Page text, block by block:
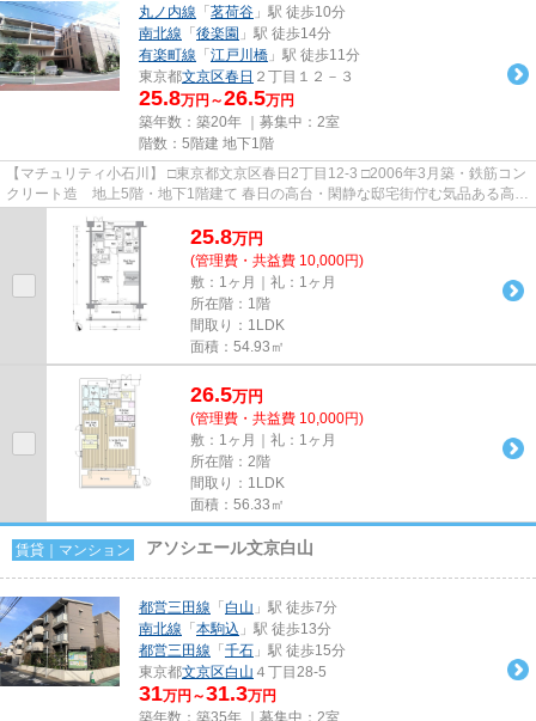
丸ノ内線 「 茗荷谷 」駅 徒歩10分
南北線 「 後楽園 」駅 徒歩14分
有楽町線 「 江戸川橋 」駅 徒歩11分
東京都文京区春日 ２丁目１２－３
25.8万円～26.5万円
築年数：築20年 ｜募集中： 2室
階数：5階建 地下1階
【マチュリティ小石川】 □東京都文京区春日2丁目12-3 □2006年3月築・鉄筋コン
クリート造 地上5階・地下1階建て 春日の高台・閑静な邸宅街佇む気品ある高級
低層マンションのご紹介...
25.8万円
(管理費・共益費 10,000円)
敷：1ヶ月｜礼：1ヶ月
所在階：1階
間取り：1LDK
面積：54.93㎡
26.5万円
(管理費・共益費 10,000円)
敷：1ヶ月｜礼：1ヶ月
所在階：2階
間取り：1LDK
面積：56.33㎡
賃貸｜マンション アソシエール文京白山
都営三田線 「 白山 」駅 徒歩7分
南北線 「 本駒込 」駅 徒歩13分
都営三田線 「 千石 」駅 徒歩15分
東京都文京区白山 ４丁目28-5
31万円～31.3万円
築年数：築35年 ｜募集中： 2室